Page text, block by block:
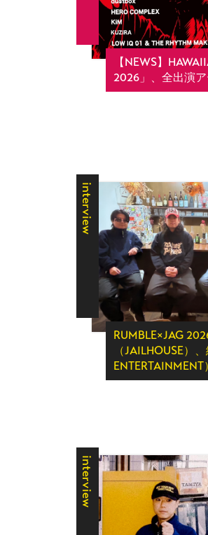
【NEWS】
2026」、全出演
RUMBLE×JAG
（JAILHOUSE）
interview
interview